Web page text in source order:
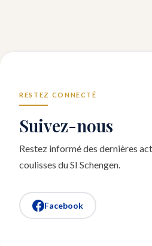
RESTEZ CONNECTÉ
Suivez-nous
Restez informé des dernières
coulisses du SI Schengen.
Facebook